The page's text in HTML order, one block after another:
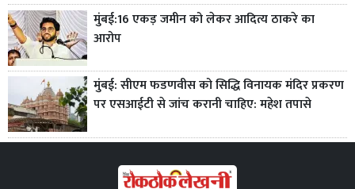
मुंबई:16 एकड़ जमीन को लेकर आदित्य ठाकरे का
आरोप
मुंबई: सीएम फडणवीस को सिद्धि विनायक मंदिर प्रकरण
पर एसआईटी से जांच करानी चाहिए: महेश तपासे